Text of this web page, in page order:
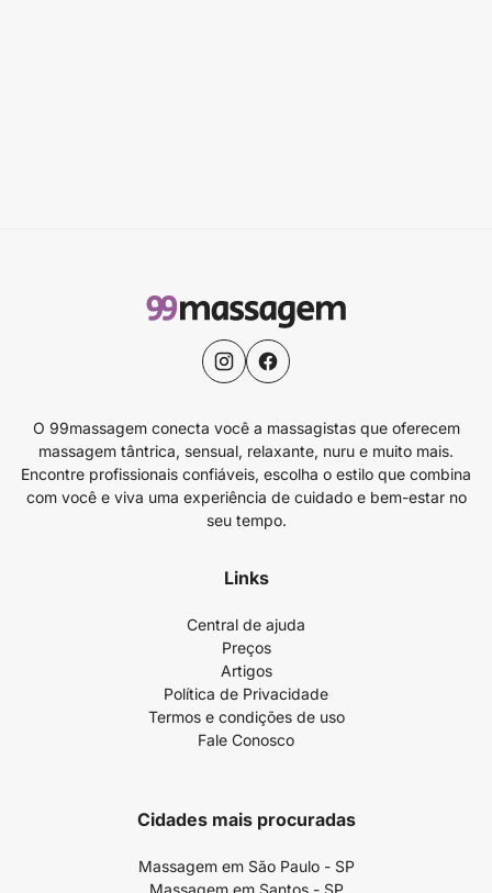
O 99massagem conecta você a massagistas que oferecem
massagem tântrica, sensual, relaxante, nuru e muito mais.
Encontre profissionais confiáveis, escolha o estilo que combina
com você e viva uma experiência de cuidado e bem-estar no
seu tempo.
Links
Central de ajuda
Preços
Artigos
Política de Privacidade
Termos e condições de uso
Fale Conosco
Cidades mais procuradas
Massagem em São Paulo - SP
Massagem em Santos - SP